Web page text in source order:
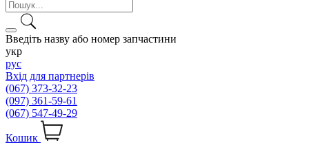
Введіть назву або номер запчастини
укр
рус
Вхід для партнерів
(067) 373-32-23
(097) 361-59-61
(067) 547-49-29
Кошик